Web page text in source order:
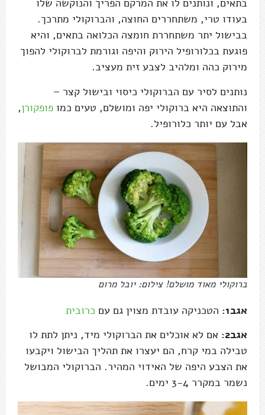
בתאים, ונותנים לו את המרקם הפריך והנוקשה שלו
בעודו טרי, משתחררים החוצה, והברוקולי מתרכך.
בבישול יתר משתחררת חומצה הכלואה בתאים, והיא
פוגעת בכלורופיל הירוק והיפה וגורמת לברוקולי להפוך
מירוק כהה ומלהיב לצבע זית מעציב.
נותנים לסיר עם הברוקולי כיסוי ובישול קצר –
והתוצאה היא ברוקולי יפה ומושלם, טעים כמו פופקורן,
אבל עם יותר כלורופיל.
ברוקולי מאוד מושלם! צילום: יובל מרום
אגב1: הטכניקה עובדת מצוין גם עם כרובית
אגב2:
אם לא אוכלים את הברוקולי מיד, ניתן לתת לו
טבילה במי קרח, הם יעצרו את תהליך הבישול ויקבעו
את הצבע היפה של האידוי המהיר. הברוקולי המבושל
נשמר במקרר 3-4 ימים.